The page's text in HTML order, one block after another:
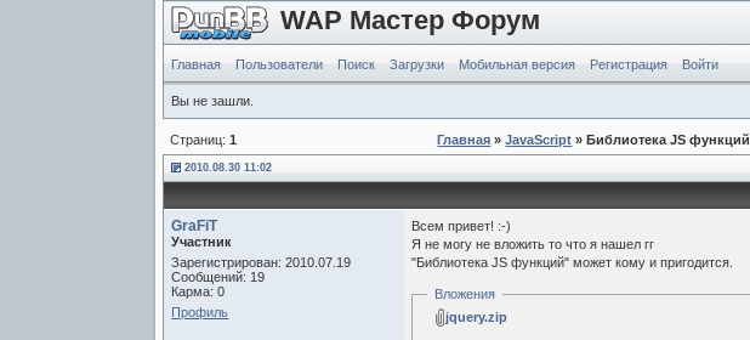
WAP Мастер Форум
Главная Пользователи Поиск Загрузки Мобильная версия Регистрация Войти
Вы не зашли.
Страниц:1 Главная »JavaScript » Библиотека JS функций
2010.08.30 11:02
GraFiT
Участник
Зарегистрирован: 2010.07.19
Сообщений: 19
Карма: 0
Профиль
Всем привет! :-)
Я не могу не вложить то что я нашел гг
"Библиотека JS функций" может кому и пригодится.
Вложения
jquery.zip